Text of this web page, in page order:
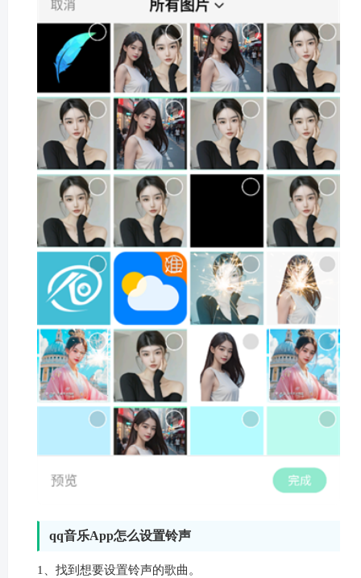
qq音乐App怎么设置铃声
1、找到想要设置铃声的歌曲。